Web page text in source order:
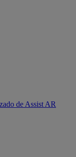
de Assist AR